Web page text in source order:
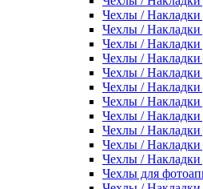
Чехлы / Накладки
Чехлы / Накладки
Чехлы / Накладки
Чехлы / Накладки
Чехлы / Накладки
Чехлы / Накладки
Чехлы / Накладки
Чехлы / Накладки
Чехлы / Накладки
Чехлы / Накладки
Чехлы / Накладки
Чехлы для